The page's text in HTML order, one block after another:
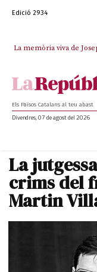
Edició 2934
La memòria viva de
La “dignitat” a mitges
Els Països Catalans al teu abast
Divendres, 07 de agost del 2026
La
crims del
Martin